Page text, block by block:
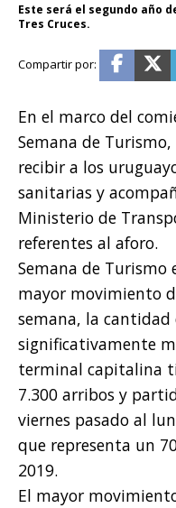
Este será el segundo año
Tres Cruces.
En el marco del
Semana de
recibir a los
sanitarias y
Ministerio de
referentes al aforo.
Semana de Turismo
mayor movimiento
semana, la cantidad
significativamente
terminal capitalina
7.300 arribos y
viernes pasado al
que representa un
2019.
El mayor